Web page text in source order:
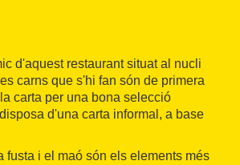
d'aquest restaurant situat al nucli
carns que s'hi fan són de primera
carta per una bona selecció
d'una carta informal, a base
fusta i el maó són els elements més